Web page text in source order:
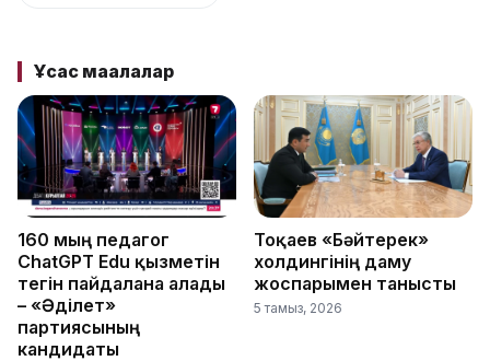
Ұқсас мақалалар
160 мың педагог
ChatGPT Edu қызметін
тегін пайдалана алады
– «Әділет»
партиясының
кандидаты
Тоқаев «Бәйтерек»
холдингінің даму
жоспарымен танысты
5 тамыз, 2026